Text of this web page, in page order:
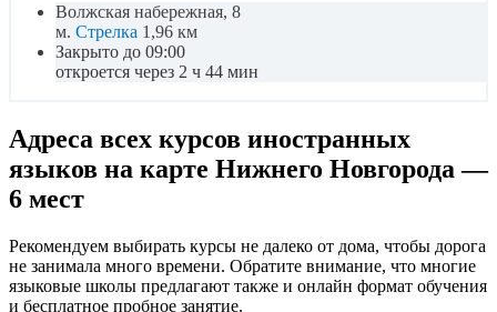
Волжская набережная, 8
м. Стрелка 1,96 км
Закрыто до 09:00
откроется через 2 ч 44 мин
Адреса всех курсов иностранных
языков на карте Нижнего Новгорода —
6 мест
Рекомендуем выбирать курсы не далеко от дома, чтобы дорога
не занимала много времени. Обратите внимание, что многие
языковые школы предлагают также и онлайн формат обучения
и бесплатное пробное занятие.